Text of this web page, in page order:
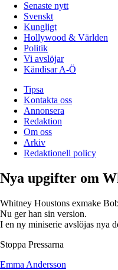
Senaste nytt
Svenskt
Kungligt
Hollywood & Världen
Politik
Vi avslöjar
Kändisar A-Ö
Tipsa
Kontakta oss
Annonsera
Redaktion
Om oss
Arkiv
Redaktionell policy
Nya upgifter om
Whitney Houstons exmake
Nu ger han sin version.
I en ny miniserie avslöjas nya
Stoppa Pressarna
Emma Andersson